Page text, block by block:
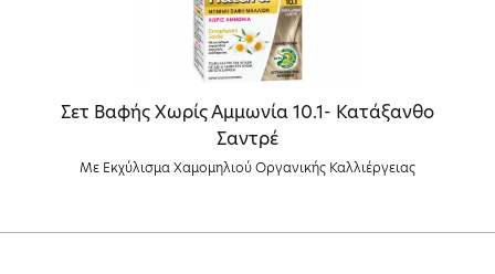
Σετ Βαφής Χωρίς Αμμωνία 10.1- Κατάξανθο
Σαντρέ
Με Εκχύλισμα Χαμομηλιού Οργανικής Καλλιέργειας